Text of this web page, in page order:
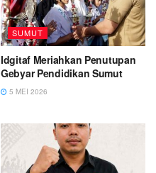
SUMUT
Idgitaf Meriahkan Penutupan
Gebyar Pendidikan Sumut
5 MEI 2026